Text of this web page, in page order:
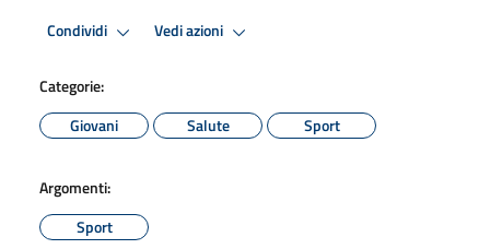
Condividi Vedi azioni
Categorie:
Giovani
Salute Sport
Argomenti:
Sport